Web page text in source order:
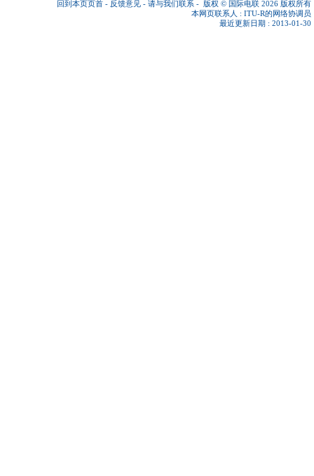
回到本页页首 - 反馈意见 - 请与我们联系 - 版权 © 国际电联 2026 版权所有
本网页联系人 : ITU-R的网络协调员
最近更新日期 : 2013-01-30